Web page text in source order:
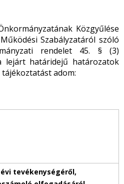
Közgyűlése
Szabályzatáról szóló
rendelet 45. § (3)
lejárt határidejű határozatok
adom: